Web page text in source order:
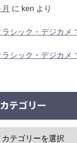
月 に ken より
ラシック・デジカメ
ラシック・デジカメ
カテゴリー